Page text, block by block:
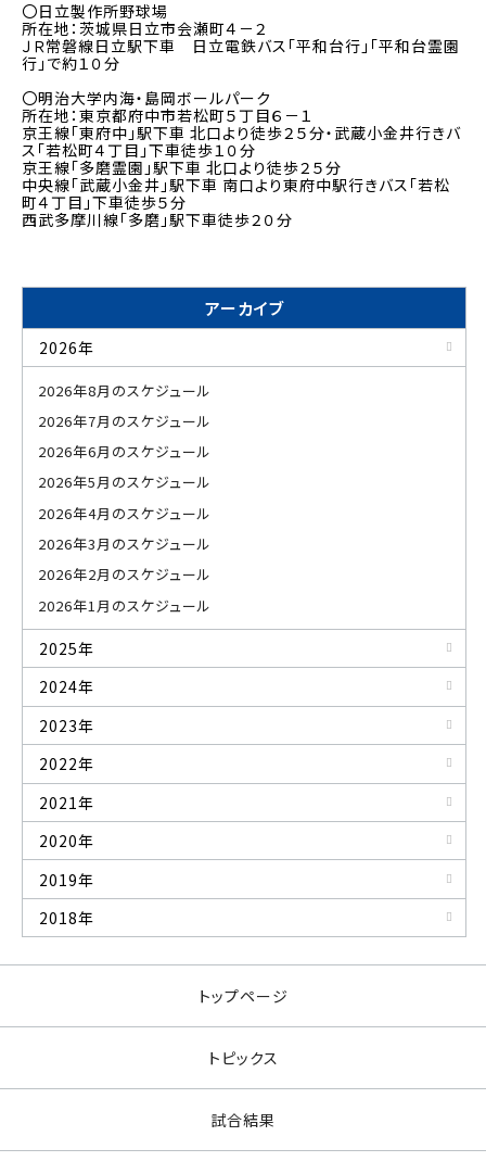
〇日立製作所野球場
所在地：茨城県日立市会瀬町４－２
ＪＲ常磐線日立駅下車 日立電鉄バス「平和台行」「平和台霊園
行」で約１０分
〇明治大学内海・島岡ボールパーク
所在地：東京都府中市若松町５丁目６－１
京王線「東府中」駅下車 北口より徒歩２５分・武蔵小金井行きバ
ス「若松町４丁目」下車徒歩１０分
京王線「多磨霊園」駅下車 北口より徒歩２５分
中央線「武蔵小金井」駅下車 南口より東府中駅行きバス「若松
町４丁目」下車徒歩５分
西武多摩川線「多磨」駅下車徒歩２０分
アーカイブ
2026年
2026年8月のスケジュール
2026年7月のスケジュール
2026年6月のスケジュール
2026年5月のスケジュール
2026年4月のスケジュール
2026年3月のスケジュール
2026年2月のスケジュール
2026年1月のスケジュール
2025年
2024年
2023年
2022年
2021年
2020年
2019年
2018年
トップページ
トピックス
試合結果